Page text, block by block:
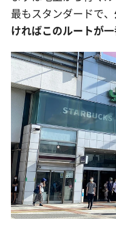
最もスタンダードで、
ければこのルートが